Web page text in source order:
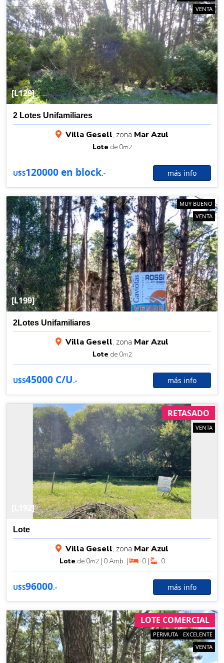
[L129]
VENTA
2 Lotes Unifamiliares
Villa Gesell, zona Mar Azul
Lote de 0m2
U$S120000 en block.- más info
[L199]
MUY BUENO
VENTA
2Lotes Unifamiliares
Villa Gesell, zona Mar Azul
Lote de 0m2
U$S45000 C/U.- más info
[L192]
RETASADO
VENTA
Lote
Villa Gesell, zona Mar Azul
Lote de 0m2 | 0 Amb. | 0 | 0
U$S96000.- más info
LOTE COMERCIAL
EXCELENTE
PERMUTA
VENTA